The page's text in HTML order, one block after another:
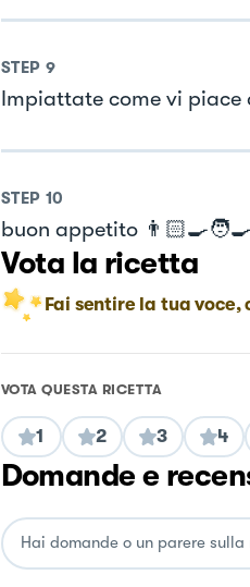
STEP 9
Impiattate come vi piace
STEP 10
buon appetito
Vota la ricetta
Fai sentire la tua voce,
VOTA QUESTA RICETTA
1 2 3 4
Domande e